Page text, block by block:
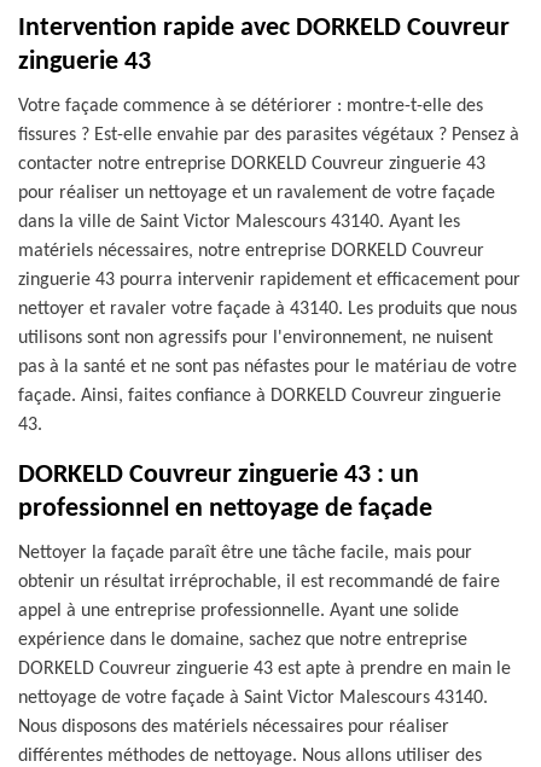
Intervention rapide avec DORKELD Couvreur
zinguerie 43
Votre façade commence à se détériorer : montre-t-elle des
fissures ? Est-elle envahie par des parasites végétaux ? Pensez à
contacter notre entreprise DORKELD Couvreur zinguerie 43
pour réaliser un nettoyage et un ravalement de votre façade
dans la ville de Saint Victor Malescours 43140. Ayant les
matériels nécessaires, notre entreprise DORKELD Couvreur
zinguerie 43 pourra intervenir rapidement et efficacement pour
nettoyer et ravaler votre façade à 43140. Les produits que nous
utilisons sont non agressifs pour l'environnement, ne nuisent
pas à la santé et ne sont pas néfastes pour le matériau de votre
façade. Ainsi, faites confiance à DORKELD Couvreur zinguerie
43.
DORKELD Couvreur zinguerie 43 : un
professionnel en nettoyage de façade
Nettoyer la façade paraît être une tâche facile, mais pour
obtenir un résultat irréprochable, il est recommandé de faire
appel à une entreprise professionnelle. Ayant une solide
expérience dans le domaine, sachez que notre entreprise
DORKELD Couvreur zinguerie 43 est apte à prendre en main le
nettoyage de votre façade à Saint Victor Malescours 43140.
Nous disposons des matériels nécessaires pour réaliser
différentes méthodes de nettoyage. Nous allons utiliser des